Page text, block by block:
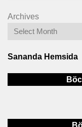
Archives
Sananda Hemsida